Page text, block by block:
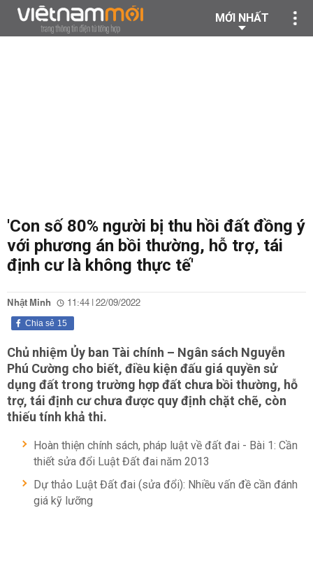
MỚI NHẤT
'Con số 80% người bị thu hồi đất đồng ý
với phương án bồi thường, hỗ trợ, tái
định cư là không thực tế'
Nhật Minh 11:44 | 22/09/2022
15
Chia sẻ
Chủ nhiệm Ủy ban Tài chính – Ngân sách Nguyễn
Phú Cường cho biết, điều kiện đấu giá quyền sử
dụng đất trong trường hợp đất chưa bồi thường, hỗ
trợ, tái định cư chưa được quy định chặt chẽ, còn
thiếu tính khả thi.
Hoàn thiện chính sách, pháp luật về đất đai - Bài 1: Cần
thiết sửa đổi Luật Đất đai năm 2013
Dự thảo Luật Đất đai (sửa đổi): Nhiều vấn đề cần đánh
giá kỹ lưỡng